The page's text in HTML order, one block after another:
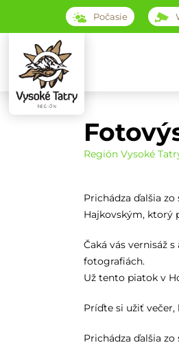
Počasie
Región Vysoké
Prichádza ďalšia
Hajkovským, ktorý
Čaká vás vernisáž
fotografiách.
Už tento piatok v
Príďte si užiť
Prichádza ďalšia